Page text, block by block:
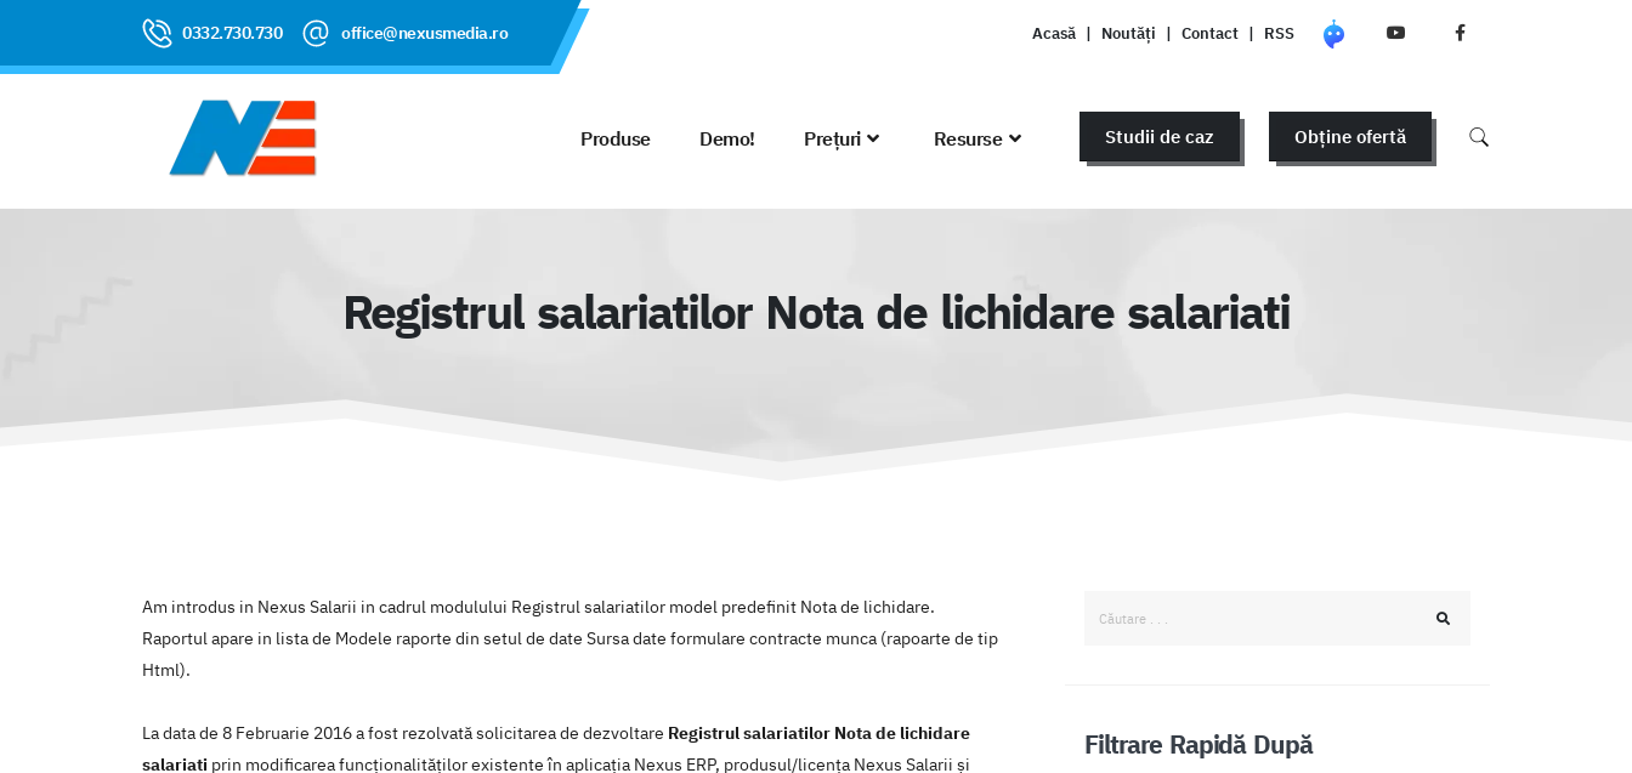
0332.730.730 office@nexusmedia.ro Acasă | Noutăți | Contact | RSS
Produse Demo! Prețuri Resurse Studii de caz Obține ofertă
Registrul salariatilor Nota de lichidare salariati
Am introdus in Nexus Salarii in cadrul modulului Registrul salariatilor model predefinit Nota de lichidare.
Raportul apare in lista de Modele raporte din setul de date Sursa date formulare contracte munca (rapoarte de tip
Html).
La data de 8 Februarie 2016 a fost rezolvată solicitarea de dezvoltare Registrul salariatilor Nota de lichidare
salariati prin modificarea funcţionalităţilor existente în aplicaţia Nexus ERP, produsul/licenţa Nexus Salarii şi
Filtrare Rapidă După